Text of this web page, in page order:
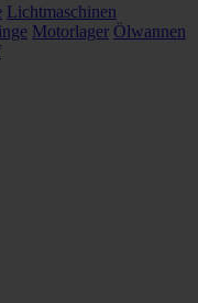
Lichtmaschinen
Motorlager Ölwannen